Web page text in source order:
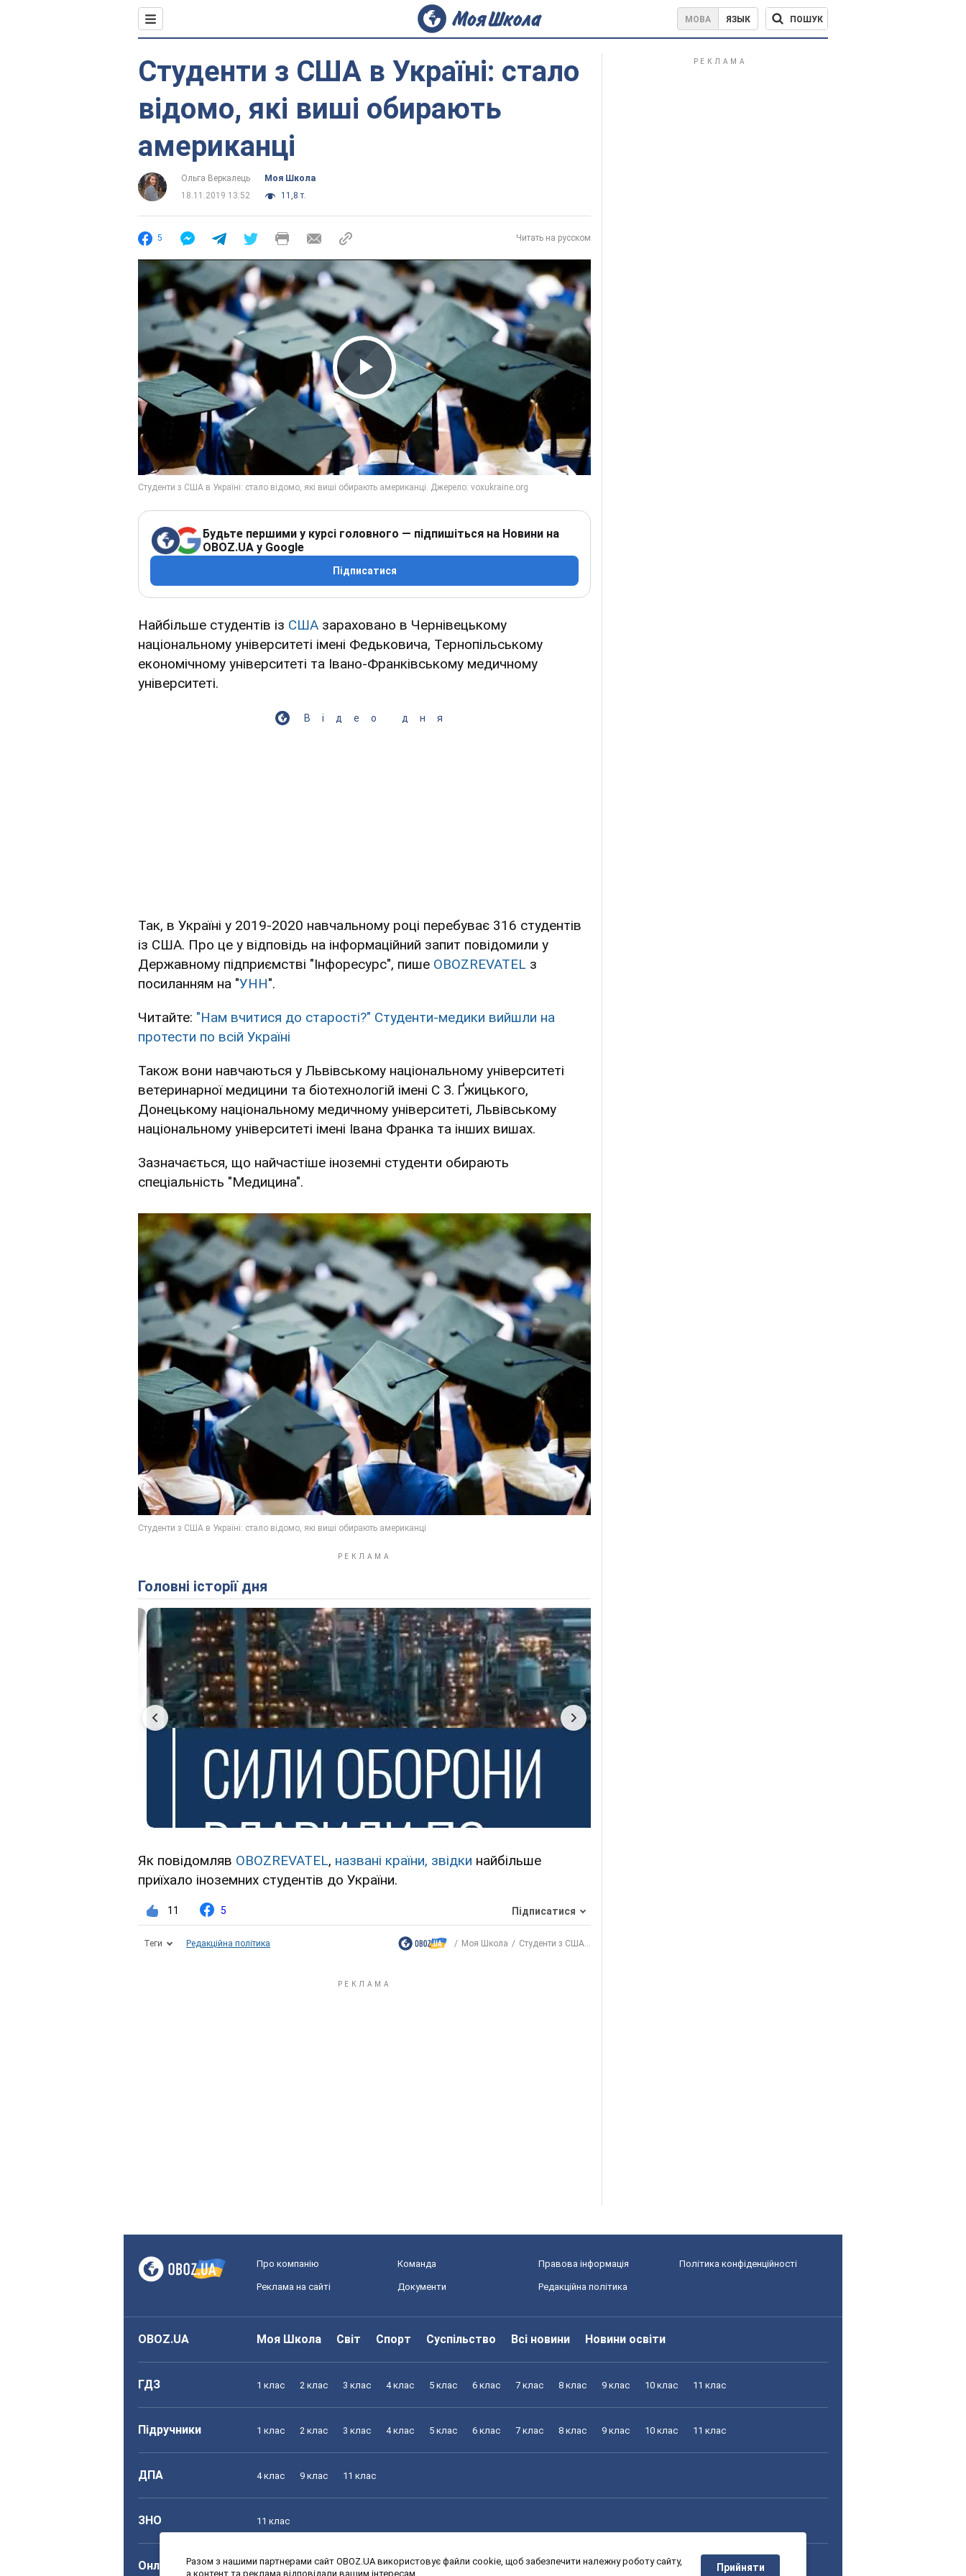
МОВА ЯЗЫК ПОШУК
Студенти з США в Україні: стало
відомо, які виші обирають
американці
Ольга Веркалець
Моя Школа
18.11.2019 13:52
11,8 т.
5 Читать на русском
Play Video
Будьте першими у курсі головного — підпишіться на Новини на
OBOZ.UA у Google
Підписатися
Найбільше студентів із США зараховано в Чернівецькому
національному університеті імені Федьковича, Тернопільському
економічному університеті та Івано-Франківському медичному
університеті.
Відео дня
Так, в Україні у 2019-2020 навчальному році перебуває 316 студентів
із США. Про це у відповідь на інформаційний запит повідомили у
Державному підприємстві "Інфоресурс", пише OBOZREVATEL з
посиланням на "УНН".
Читайте: "Нам вчитися до старості?" Студенти-медики вийшли на
протести по всій Україні
Також вони навчаються у Львівському національному університеті
ветеринарної медицини та біотехнологій імені С З. Ґжицького,
Донецькому національному медичному університеті, Львівському
національному університеті імені Івана Франка та інших вишах.
Зазначається, що найчастіше іноземні студенти обирають
спеціальність "Медицина".
Головні історії дня
Як повідомляв OBOZREVATEL, названі країни, звідки найбільше
приїхало іноземних студентів до України.
11 5 Підписатися
Теги Редакційна політика Моя Школа Студенти з США...
Про компанію Команда Правова інформація Політика конфіденційності
Реклама на сайті Документи Редакційна політика
OBOZ.UA Моя Школа Світ Спорт Суспільство Всі новини Новини освіти
ГДЗ 1 клас 2 клас 3 клас 4 клас 5 клас 6 клас 7 клас 8 клас 9 клас 10 клас 11 клас
Підручники 1 клас 2 клас 3 клас 4 клас 5 клас 6 клас 7 клас 8 клас 9 клас 10 клас 11 клас
ДПА 4 клас 9 клас 11 клас
ЗНО 11 клас
Онлайн уроки 1 клас 2 клас 3 клас 4 клас 5 клас 6 клас 7 клас 8 клас 9 клас 10 клас 11 клас
Разом з нашими партнерами сайт OBOZ.UA використовує файли cookie, щоб забезпечити належну роботу сайту,
а контент та реклама відповідали вашим інтересам.
Прийняти